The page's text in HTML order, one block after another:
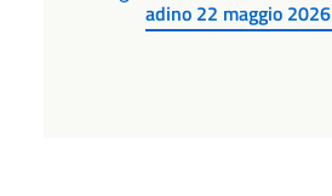
adino 22 maggio 2026